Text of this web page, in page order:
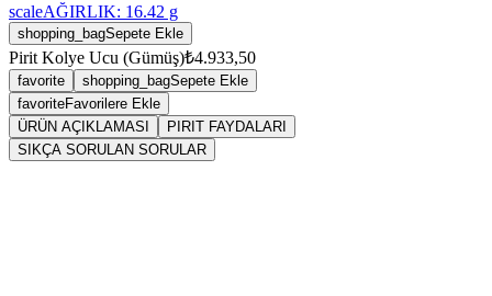
scaleAĞIRLIK: 16.42 g
shopping_bagSepete Ekle
Pirit Kolye Ucu (Gümüş)₺4.933,50
favorite shopping_bagSepete Ekle
favoriteFavorilere Ekle
ÜRÜN AÇIKLAMASI
PIRIT FAYDALARI
SIKÇA SORULAN SORULAR